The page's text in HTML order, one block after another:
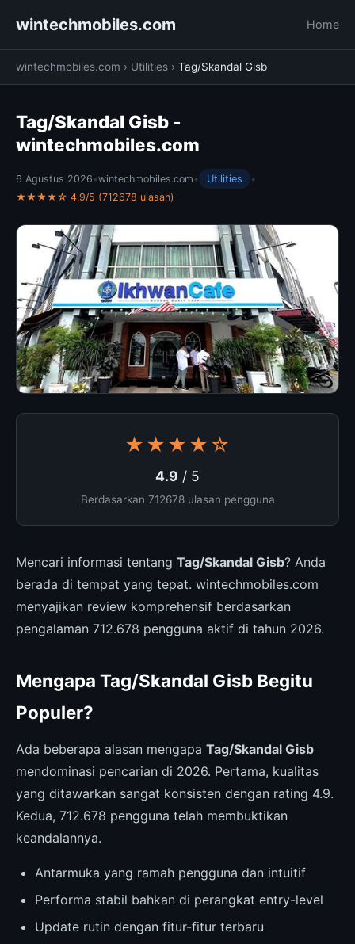
wintechmobiles.com Home
wintechmobiles.com › Utilities › Tag/Skandal Gisb
Tag/Skandal Gisb -
wintechmobiles.com
6 Agustus 2026 •wintechmobiles.com • Utilities
•
★★★★☆ 4.9/5 (712678 ulasan)
★★★★☆
4.9 / 5
Berdasarkan 712678 ulasan pengguna
Mencari informasi tentang Tag/Skandal Gisb? Anda
berada di tempat yang tepat. wintechmobiles.com
menyajikan review komprehensif berdasarkan
pengalaman 712.678 pengguna aktif di tahun 2026.
Mengapa Tag/Skandal Gisb Begitu
Populer?
Ada beberapa alasan mengapa Tag/Skandal Gisb
mendominasi pencarian di 2026. Pertama, kualitas
yang ditawarkan sangat konsisten dengan rating 4.9.
Kedua, 712.678 pengguna telah membuktikan
keandalannya.
Antarmuka yang ramah pengguna dan intuitif
Performa stabil bahkan di perangkat entry-level
Update rutin dengan fitur-fitur terbaru